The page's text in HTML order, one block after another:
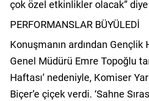
çok özel etkinlikler olacak”
PERFORMANSLAR BÜYÜLEDİ
Konuşmanın ardından Gençlik
Genel Müdürü Emre Topoğlu
Haftası’ nedeniyle, Komiser
Biçer’e çiçek verdi. ‘Sahne